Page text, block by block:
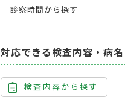
診察時間から探す
対応できる検査内容・病名
検査内容から探す